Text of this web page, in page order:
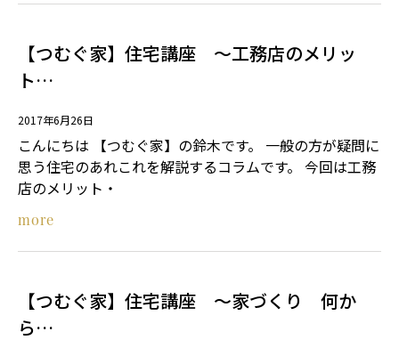
【つむぐ家】住宅講座 ～工務店のメリッ
ト…
2017年6月26日
こんにちは 【つむぐ家】の鈴木です。 一般の方が疑問に
思う住宅のあれこれを解説するコラムです。 今回は工務
店のメリット・
more
【つむぐ家】住宅講座 ～家づくり 何か
ら…